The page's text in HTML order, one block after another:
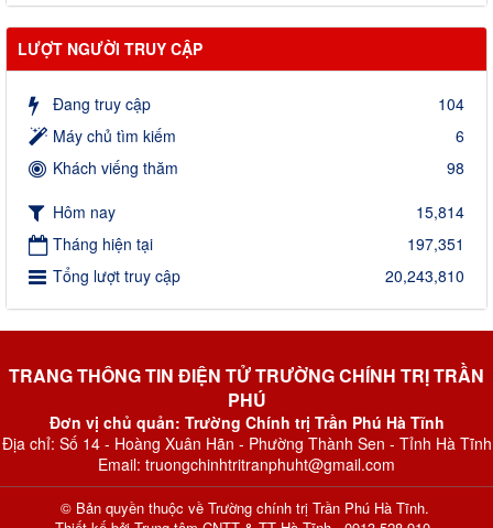
LƯỢT NGƯỜI TRUY CẬP
Đang truy cập
104
Máy chủ tìm kiếm
6
Khách viếng thăm
98
Hôm nay
15,814
Tháng hiện tại
197,351
Tổng lượt truy cập
20,243,810
TRANG THÔNG TIN ĐIỆN TỬ TRƯỜNG CHÍNH TRỊ TRẦN
PHÚ
Đơn vị chủ quản: Trường Chính trị Trần Phú Hà Tĩnh
Địa chỉ: Số 14 - Hoàng Xuân Hãn - Phường Thành Sen - Tỉnh Hà Tĩnh
Email: truongchinhtritranphuht@gmail.com
© Bản quyền thuộc về Trường chính trị Trần Phú Hà Tĩnh.